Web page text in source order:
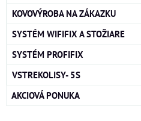
KOVOVÝROBA NA ZÁKAZKU
SYSTÉM WIFIFIX A STOŽIARE
SYSTÉM PROFIFIX
VSTREKOLISY- 5S
AKCIOVÁ PONUKA